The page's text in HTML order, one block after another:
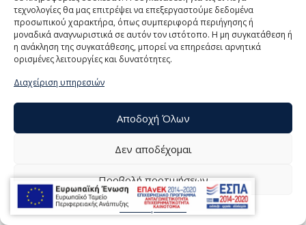
τεχνολογίες θα μας επιτρέψει να επεξεργαστούμε δεδομένα
προσωπικού χαρακτήρα, όπως συμπεριφορά περιήγησης ή
μοναδικά αναγνωριστικά σε αυτόν τον ιστότοπο. Η μη συγκατάθεση ή
η ανάκληση της συγκατάθεσης, μπορεί να επηρεάσει αρνητικά
ορισμένες λειτουργίες και δυνατότητες.
Διαχείριση υπηρεσιών
Αποδοχή Όλων
Δεν αποδέχομαι
Προβολή προτιμήσεων
Πολιτική Cookies
© 2021 ΤΟΥΜΠΕΛΗΣ Α.Ε., All Rights Reserved | Powered by